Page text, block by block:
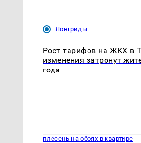
Лонгриды
Рост тарифов на ЖКХ в
изменения затронут
года
плесень на обоях в квартире